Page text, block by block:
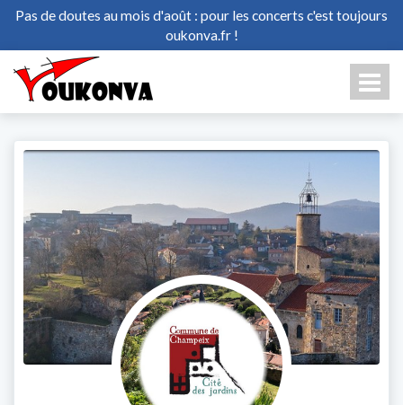
Pas de doutes au mois d'août : pour les concerts c'est toujours
oukonva.fr !